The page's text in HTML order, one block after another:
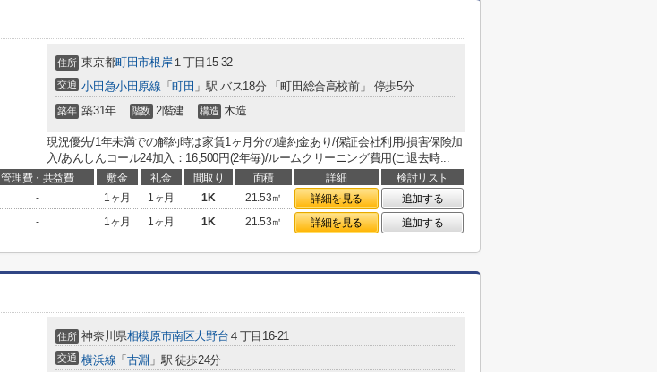
住所 東京都町田市根岸１丁目15-32
交通 小田急小田原線 「町田 」駅 バス18分 「町田総合高校前」 停歩5分
築年 築31年 階数 2階建 構造 木造
現況優先/1年未満での解約時は家賃1ヶ月分の違約金あり/保証会社利用/損害保険加
入/あんしんコール24加入：16,500円(2年毎)/ルームクリーニング費用(ご退去時...
管理費・共益費 敷金 礼金 間取り 面積 詳細
検討リスト
- 1ヶ月 1ヶ月 1K 21.53㎡ 詳細を見る
追加する
- 1ヶ月 1ヶ月 1K 21.53㎡ 詳細を見る 追加する
住所 神奈川県相模原市南区大野台 ４丁目16-21
交通 横浜線 「 古淵 」駅 徒歩24分